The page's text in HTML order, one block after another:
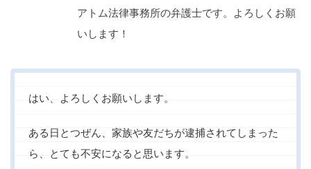
相談内容から探す
痴漢 盗撮
窃盗 詐欺 逮捕 示談
アトム法律事務所の弁護士です。よろしくお願
いします！
はい、よろしくお願いします。
ある日とつぜん、家族や友だちが逮捕されてしまった
ら、とても不安になると思います。